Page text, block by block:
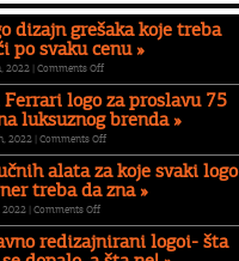
dizajn grešaka koje treba
po svaku cenu »
2022 |Comments Offon
6
logo
dizajn
grešaka
koje
treba
izbeći
svaku
logo za proslavu 75
luksuznog brenda »
2022 |Comments Offon
Novi
Ferrari
logo
proslavu
75
alata za koje svaki logo
treba da zna »
|Comments Offon
5
ključnih
redizajnirani logoi- šta